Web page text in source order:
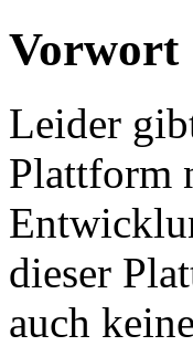
Vorwort
Leider
Plattform
dieser
auch